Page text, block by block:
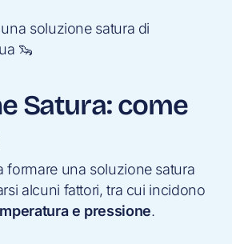
soluzione satura di
🦦
Satura: come
formare una soluzione satura
alcuni fattori, tra cui incidono
e pressione.